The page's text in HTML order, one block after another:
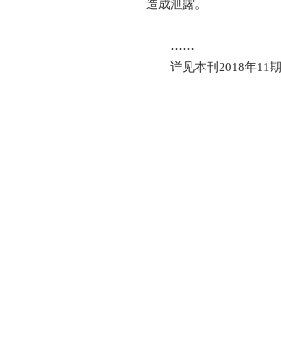
造成泄露。
……
详见本刊2018年11期